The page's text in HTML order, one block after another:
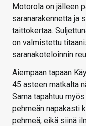
Motorola on jälleen
saranarakennetta ja
taittokertaa.
on valmistettu
saranakoteloinnin
Aiempaan tapaan
45 asteen matkalta
Sama tapahtuu
pehmeän napakasti
pehmeä, eikä siinä